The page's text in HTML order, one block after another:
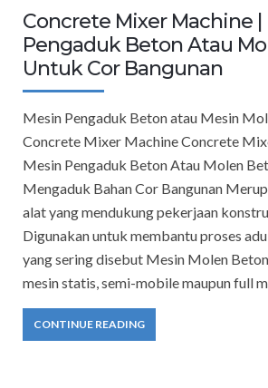
Concrete Mixer Machine |
Pengaduk Beton Atau
Untuk Cor Bangunan
Mesin Pengaduk Beton atau Mesin
Concrete Mixer Machine Concrete
Mesin Pengaduk Beton Atau Molen
Mengaduk Bahan Cor Bangunan
alat yang mendukung pekerjaan
Digunakan untuk membantu proses
yang sering disebut Mesin Molen
mesin statis, semi-mobile maupun full
CONTINUE READING